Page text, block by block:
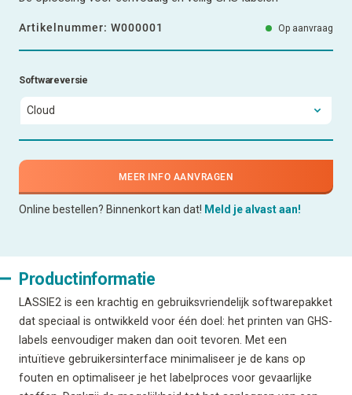
Artikelnummer: W000001 Op aanvraag
Softwareversie
MEER INFO AANVRAGEN
Online bestellen? Binnenkort kan dat! Meld je alvast aan!
Productinformatie
LASSIE2 is een krachtig en gebruiksvriendelijk softwarepakket
dat speciaal is ontwikkeld voor één doel: het printen van GHS-
labels eenvoudiger maken dan ooit tevoren. Met een
intuïtieve gebruikersinterface minimaliseer je de kans op
fouten en optimaliseer je het labelproces voor gevaarlijke